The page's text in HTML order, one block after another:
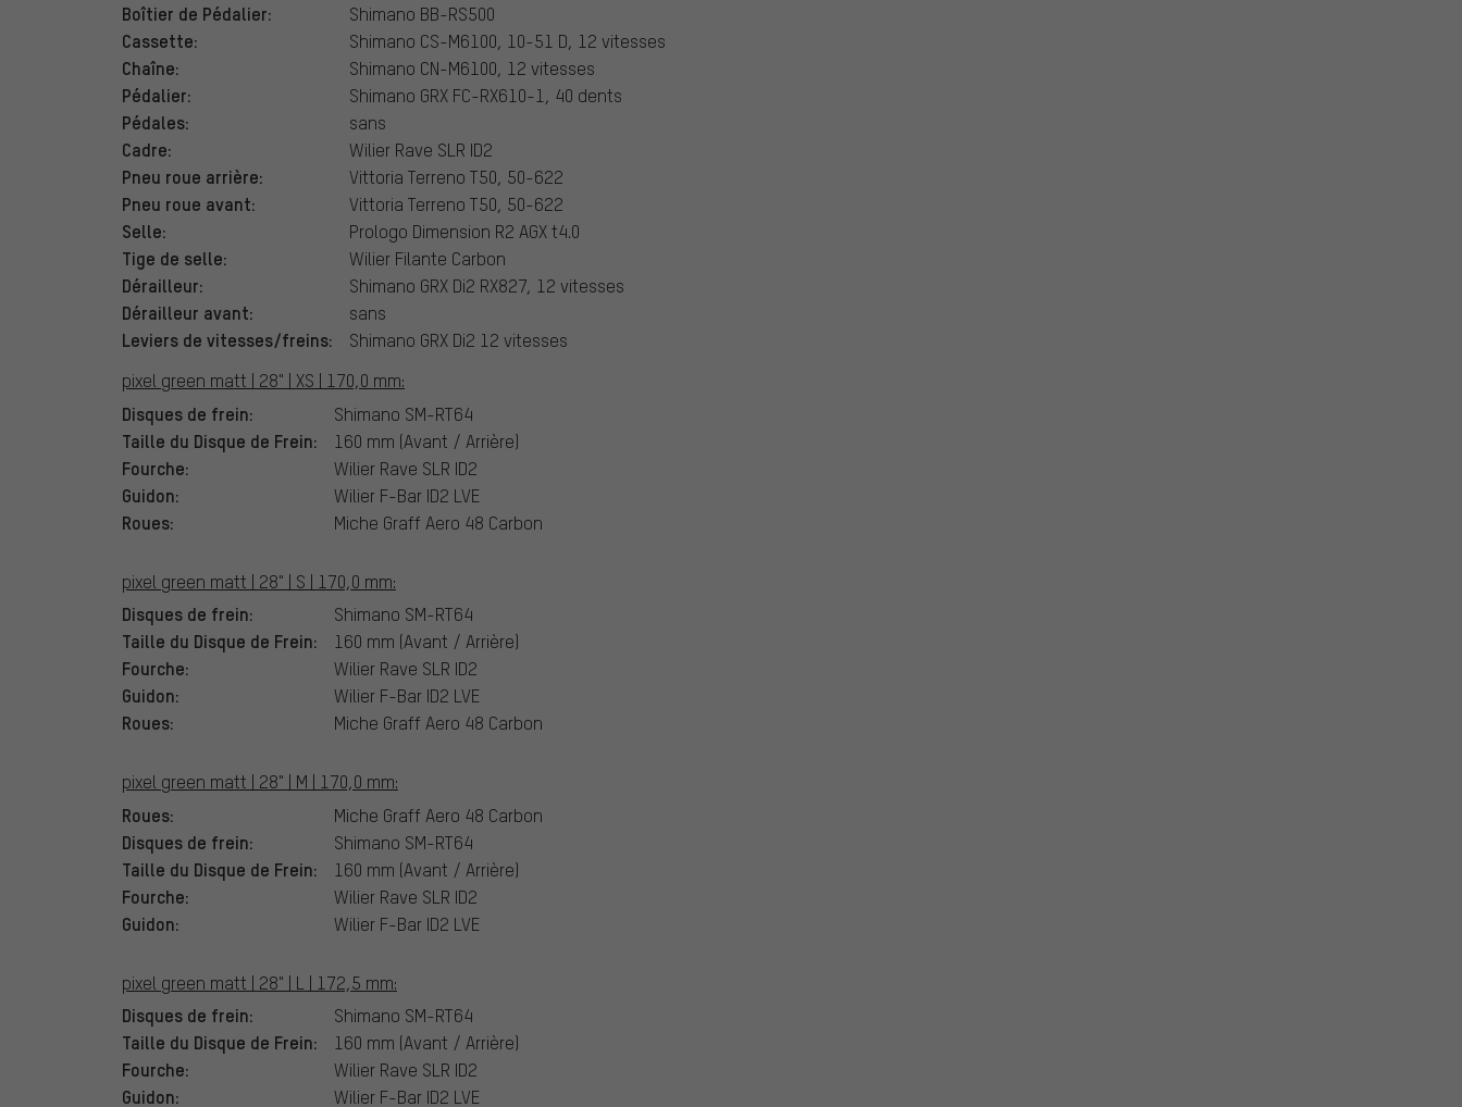
Boîtier de Pédalier: Shimano BB-RS500
Cassette: Shimano CS-M6100, 10-51 D, 12 vitesses
Chaîne: Shimano CN-M6100, 12 vitesses
Pédalier: Shimano GRX FC-RX610-1, 40 dents
Pédales: sans
Cadre: Wilier Rave SLR ID2
Pneu roue arrière: Vittoria Terreno T50, 50-622
Pneu roue avant: Vittoria Terreno T50, 50-622
Selle: Prologo Dimension R2 AGX t4.0
Tige de selle: Wilier Filante Carbon
Dérailleur: Shimano GRX Di2 RX827, 12 vitesses
Dérailleur avant: sans
Leviers de vitesses/freins:
Shimano GRX Di2 12 vitesses
pixel green matt | 28" | XS | 170,0 mm:
Disques de frein: Shimano SM-RT64
Taille du Disque de Frein: 160 mm (Avant / Arrière)
Fourche: Wilier Rave SLR ID2
Guidon: Wilier F-Bar ID2 LVE
Roues: Miche Graff Aero 48 Carbon
pixel green matt | 28" | S | 170,0 mm:
Disques de frein: Shimano SM-RT64
Taille du Disque de Frein: 160 mm (Avant / Arrière)
Fourche: Wilier Rave SLR ID2
Guidon: Wilier F-Bar ID2 LVE
Roues: Miche Graff Aero 48 Carbon
pixel green matt | 28" | M | 170,0 mm:
Roues: Miche Graff Aero 48 Carbon
Disques de frein: Shimano SM-RT64
Taille du Disque de Frein: 160 mm (Avant / Arrière)
Fourche: Wilier Rave SLR ID2
Guidon: Wilier F-Bar ID2 LVE
pixel green matt | 28" | L | 172,5 mm:
Disques de frein: Shimano SM-RT64
Taille du Disque de Frein: 160 mm (Avant / Arrière)
Fourche: Wilier Rave SLR ID2
Guidon: Wilier F-Bar ID2 LVE